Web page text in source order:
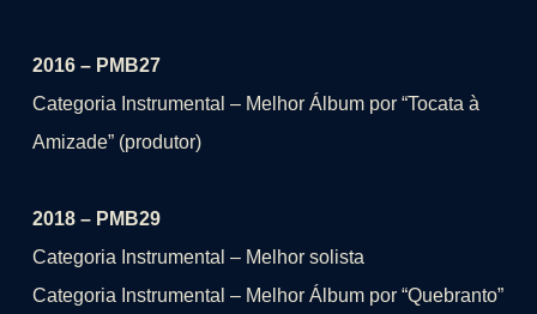
2016 – PMB27
Categoria Instrumental – Melhor Álbum por “Tocata à
Amizade” (produtor)
2018 – PMB29
Categoria Instrumental – Melhor solista
Categoria Instrumental – Melhor Álbum por “Quebranto”